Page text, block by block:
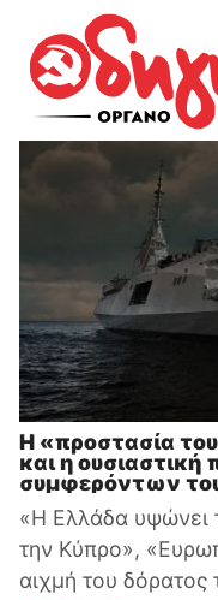
Η «προστασία
και η
συμφερόντων
«Η Ελλάδα υψώνει
την Κύπρο»,
αιχμή του δόρατος